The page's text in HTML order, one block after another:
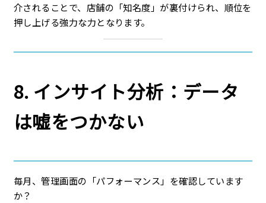
介されることで、店舗の「知名度」が裏付けられ、順位を
押し上げる強力な力となります。
8. インサイト分析：データ
は嘘をつかない
毎月、管理画面の「パフォーマンス」を確認しています
か？